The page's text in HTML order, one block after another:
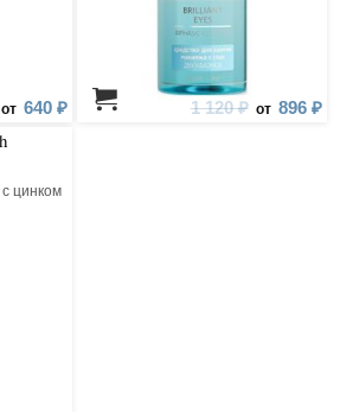
от 640 ₽ 1 120 ₽ от 896 ₽
цинком